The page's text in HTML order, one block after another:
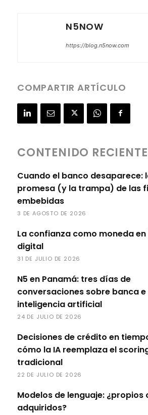
N5NOW
https://blog.n5now.com
COMPARTIR ARTÍCULO
CONTENIDO RECIENTE
Cuando el banco desaparece:
promesa (y la trampa) de las
embebidas
3 DE AGOSTO DE 2026
La confianza como moneda
digital
31 DE JULIO DE 2026
N5 en Panamá: tres días de
conversaciones sobre banca e
inteligencia artificial
24 DE JULIO DE 2026
Decisiones de crédito en
cómo la IA reemplaza el
tradicional
22 DE JULIO DE 2026
Modelos de lenguaje: ¿propios
adquiridos?